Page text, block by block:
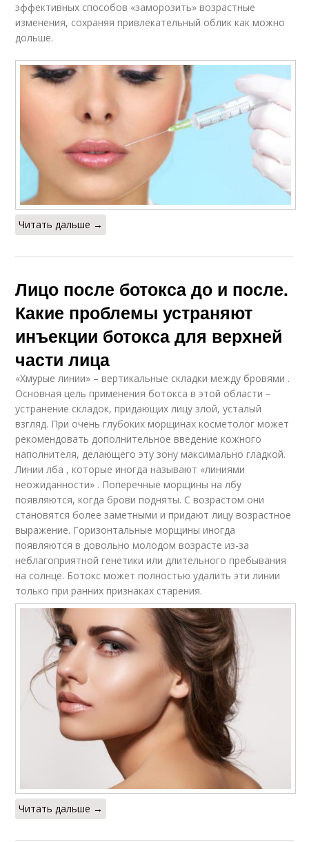
эффективных способов «заморозить» возрастные
изменения, сохраняя привлекательный облик как можно
дольше.
Читать дальше →
Лицо после ботокса до и после.
Какие проблемы устраняют
инъекции ботокса для верхней
части лица
«Хмурые линии» – вертикальные складки между бровями .
Основная цель применения ботокса в этой области –
устранение складок, придающих лицу злой, усталый
взгляд. При очень глубоких морщинах косметолог может
рекомендовать дополнительное введение кожного
наполнителя, делающего эту зону максимально гладкой.
Линии лба , которые иногда называют «линиями
неожиданности» . Поперечные морщины на лбу
появляются, когда брови подняты. С возрастом они
становятся более заметными и придают лицу возрастное
выражение. Горизонтальные морщины иногда
появляются в довольно молодом возрасте из-за
неблагоприятной генетики или длительного пребывания
на солнце. Ботокс может полностью удалить эти линии
только при ранних признаках старения.
Читать дальше →